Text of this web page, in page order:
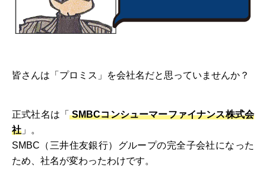
皆さんは「プロミス」を会社名だと思っていませんか？
正式社名は「SMBCコンシューマーファイナンス株式会
社 」。
SMBC（三井住友銀行）グループの完全子会社になった
ため、社名が変わったわけです。